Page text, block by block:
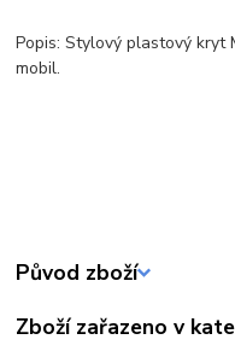
Popis: Stylový plastový kryt
mobil.
Původ zboží
Zboží zařazeno v